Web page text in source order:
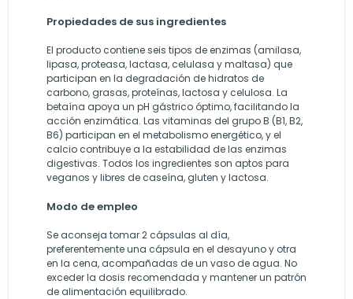
Propiedades de sus ingredientes
El producto contiene seis tipos de enzimas (amilasa,
lipasa, proteasa, lactasa, celulasa y maltasa) que
participan en la degradación de hidratos de
carbono, grasas, proteínas, lactosa y celulosa. La
betaína apoya un pH gástrico óptimo, facilitando la
acción enzimática. Las vitaminas del grupo B (B1, B2,
B6) participan en el metabolismo energético, y el
calcio contribuye a la estabilidad de las enzimas
digestivas. Todos los ingredientes son aptos para
veganos y libres de caseína, gluten y lactosa.
Modo de empleo
Se aconseja tomar 2 cápsulas al día,
preferentemente una cápsula en el desayuno y otra
en la cena, acompañadas de un vaso de agua. No
exceder la dosis recomendada y mantener un patrón
de alimentación equilibrado.